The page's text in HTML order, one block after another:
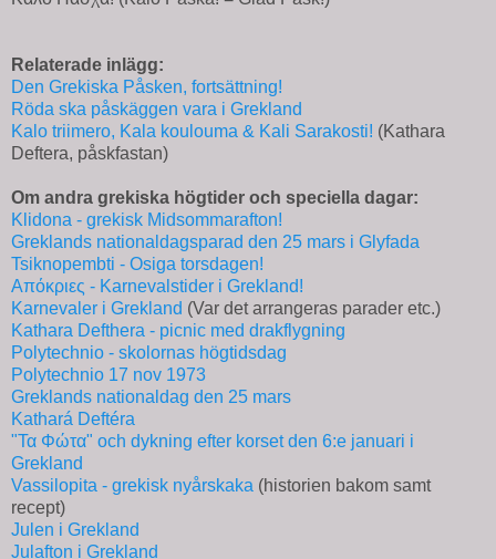
Relaterade inlägg:
Den Grekiska Påsken, fortsättning!
Röda ska påskäggen vara i Grekland
Kalo triimero, Kala koulouma & Kali Sarakosti! (Kathara
Deftera, påskfastan)
Om andra grekiska högtider och speciella dagar:
Klidona - grekisk Midsommarafton!
Greklands nationaldagsparad den 25 mars i Glyfada
Tsiknopembti - Osiga torsdagen!
Απόκριες - Karnevalstider i Grekland!
Karnevaler i Grekland (Var det arrangeras parader etc.)
Kathara Defthera - picnic med drakflygning
Polytechnio - skolornas högtidsdag
Polytechnio 17 nov 1973
Greklands nationaldag den 25 mars
Kathará Deftéra
"Τα Φώτα" och dykning efter korset den 6:e januari i
Grekland
Vassilopita - grekisk nyårskaka (historien bakom samt
recept)
Julen i Grekland
Julafton i Grekland